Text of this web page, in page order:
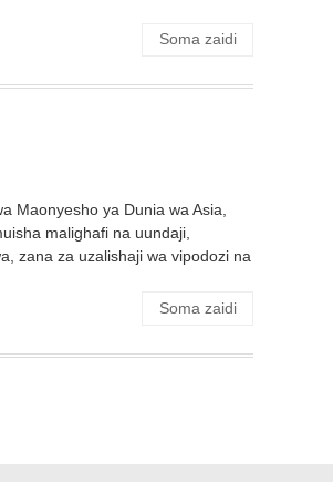
Soma zaidi
Maonyesho ya Dunia wa Asia,
malighafi na uundaji,
zana za uzalishaji wa vipodozi na
Soma zaidi